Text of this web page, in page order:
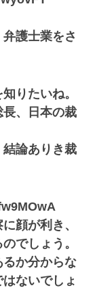
護士業をさ
りたいね。
、日本の裁
論ありき裁
顔が利き、
でしょう。
か分からな
ないでしょ